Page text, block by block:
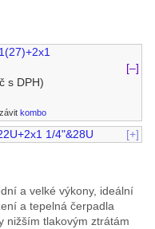
[–]
s DPH)
kombo
1/4"&28U
[+]
a velké výkony, ideální
a tepelná čerpadla
nižším tlakovým ztrátám